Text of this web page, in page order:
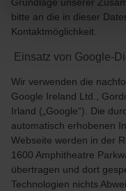
Grundlage unserer
bitte an die in dieser
Kontaktmöglichkeit.
Einsatz von Google-
Wir verwenden die
Google Ireland Ltd.,
Irland („Google“). Die
automatisch erhobenen
Webseite werden in der
1600 Amphitheatre
übertragen und dort
Technologien nichts